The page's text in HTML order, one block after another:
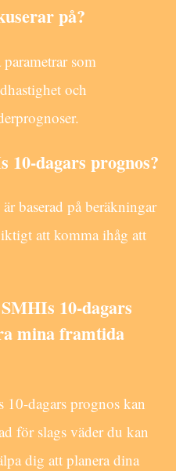
på?
som
och
dagars prognos?
baserad på beräkningar
att komma ihåg att
10-dagars
mina framtida
10-dagars prognos kan
för slags väder du kan
dig att planera dina